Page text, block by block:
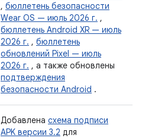
, бюллетень безопасности
Wear OS — июль 2026 г. ,
бюллетень Android XR — июль
2026 г. , бюллетень
обновлений Pixel — июль
2026 г. , а также обновлены
подтверждения
безопасности Android .
Добавлена ​​схема подписи
APK версии 3.2 для